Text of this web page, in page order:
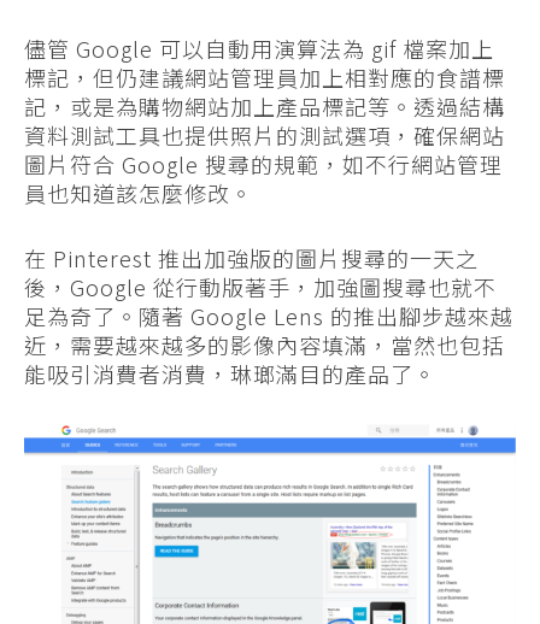
儘管 Google 可以自動用演算法為 gif 檔案加上
標記，但仍建議網站管理員加上相對應的食譜標
記，或是為購物網站加上產品標記等。透過結構
資料測試工具也提供照片的測試選項，確保網站
圖片符合 Google 搜尋的規範，如不行網站管理
員也知道該怎麼修改。
在 Pinterest 推出加強版的圖片搜尋的一天之
後，Google 從行動版著手，加強圖搜尋也就不
足為奇了。隨著 Google Lens 的推出腳步越來越
近，需要越來越多的影像內容填滿，當然也包括
能吸引消費者消費，琳瑯滿目的產品了。